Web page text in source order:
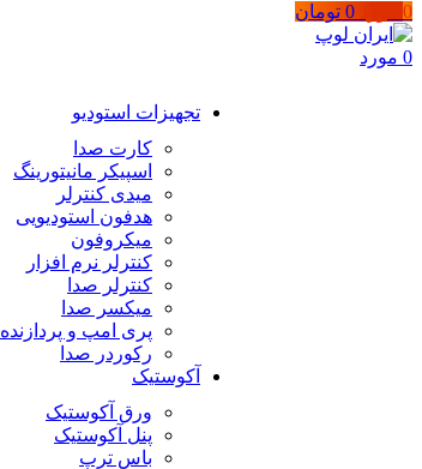
0
0 تومان
0 مورد
تجهیزات استودیو
کارت صدا
اسپیکر مانیتورینگ
میدی کنترلر
هدفون استودیویی
میکروفون
کنترلر نرم افزار
کنترلر صدا
میکسر صدا
پری امپ و پردازنده
رکوردر صدا
آکوستیک
ورق آکوستیک
پنل آکوستیک
باس ترپ